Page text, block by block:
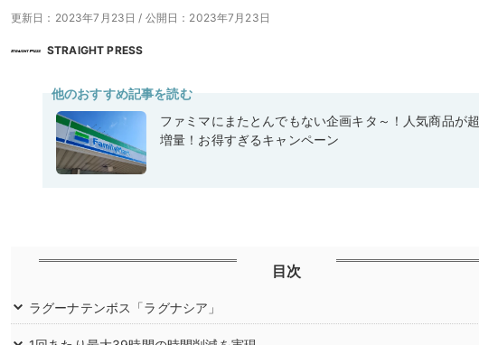
更新日：2023年7月23日 / 公開日：2023年7月23日
STRAIGHT PRESS
他のおすすめ記事を読む
ファミマにまたとんでもない企画キタ～！人気商品が超
増量！お得すぎるキャンペーン
目次
ラグーナテンボス「ラグナシア」